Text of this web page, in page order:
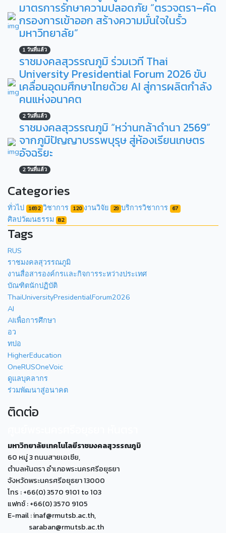
มาตรการรักษาความปลอดภัย “ตรวจตรา–คัด
กรองการเข้าออก สร้างความมั่นใจในรั้ว
มหาวิทยาลัย”
1 วันที่แล้ว
ราชมงคลสุวรรณภูมิ ร่วมเวที Thai
University Presidential Forum 2026 ขับ
เคลื่อนอุดมศึกษาไทยด้วย AI สู่การผลิตกำลัง
คนแห่งอนาคต
2 วันที่แล้ว
ราชมงคลสุวรรณภูมิ “หว่านกล้าดำนา 2569”
จากภูมิปัญญาบรรพบุรุษ สู่ห้องเรียนเกษตร
อัจฉริยะ
2 วันที่แล้ว
Categories
ทั่วไป 1692 วิชาการ 120 งานวิจัย 29 บริการวิชาการ 67
ศิลปวัฒนธรรม 82
Tags
RUS
ราชมงคลสุวรรณภูมิ
งานสื่อสารองค์กรเเละกิจการระหว่างประเทศ
บัณฑิตนักปฏิบัติ
ThaiUniversityPresidentialForum2026
AI
AIเพื่อการศึกษา
อว
ทปอ
HigherEducation
OneRUSOneVoic
ดูแลบุคลากร
ร่วมพัฒนาสู่อนาคต
ติดต่อ
มหาวิทยาลัยเทคโนโลยีราชมงคลสุวรรณภูมิ
60 หมู่ 3 ถนนสายเอเซีย,
ตำบลหันตรา อำเภอพระนครศรีอยุธยา
จังหวัดพระนครศรีอยุธยา 13000
โทร : +66(0) 3570 9101 to 103
แฟกซ์ : +66(0) 3570 9105
E-mail : inaf@rmutsb.ac.th,
saraban@rmutsb.ac.th